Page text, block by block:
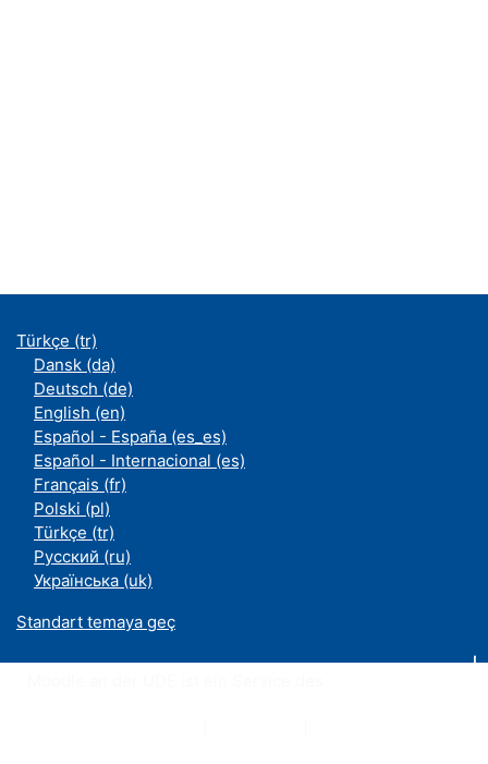
Türkçe ‎(tr)‎
Dansk ‎(da)‎
Deutsch ‎(de)‎
English ‎(en)‎
Español - España ‎(es_es)‎
Español - Internacional ‎(es)‎
Français ‎(fr)‎
Polski ‎(pl)‎
Türkçe ‎(tr)‎
Русский ‎(ru)‎
Українська ‎(uk)‎
Standart temaya geç